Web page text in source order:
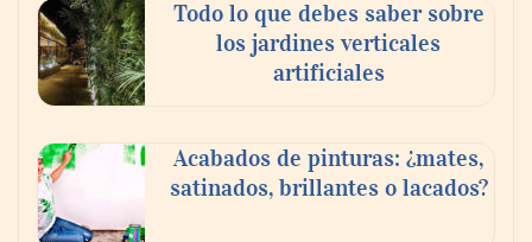
Todo lo que debes saber sobre
los jardines verticales
artificiales
Acabados de pinturas: ¿mates,
satinados, brillantes o lacados?